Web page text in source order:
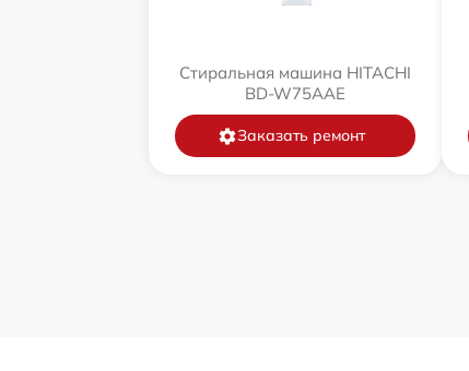
Стиральная машина HITACHI
BD-W75AAE
Заказать ремонт